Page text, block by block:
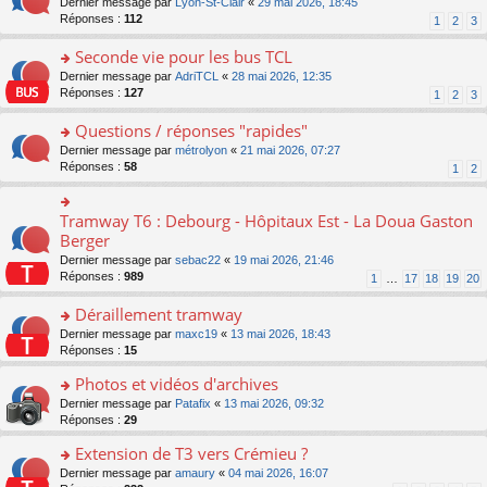
nt
s
ré
e
nt
lu
le
pl
u
s
ré
c
nt
e
n
lu
le
pl
u
s
ré
nt
le
m
e
s
s
a
g
n
o
n
lu
le
u
s
ré
nt
n
s
ult
er
le
m
e
s
s
a
g
e
n
o
n
lu
le
pl
u
s
ré
c
nt
Réponses : 112 1 2 3
o
n
s
ult
er
le
m
e
s
a
g
e
n
lu
le
pl
u
s
ré
c
e
nt
Seconde vie pour les bus TCL
Dernier message par AdriTCL « 28 mai 2026, 12:35
Réponses : 127 1 2 3
o
n
s
ult
er
le
m
e
s
s
a
g
e
n
o
n
lu
le
u
s
Questions / réponses "rapides"
Dernier message par métrolyon « 21 mai 2026, 07:27
Réponses : 58 1 2
o
n
ult
er
le
m
e
s
s
a
g
e
n
o
n
lu
Tramway T6 : Debourg - Hôpitaux Est - La Doua Gaston
Berger
Dernier message par sebac22 « 19 mai 2026, 21:46
Réponses : 989 1 17 18 19 20
o
n
s
ult
er
le
m
e
s
s
Déraillement tramway
Dernier message par maxc19 « 13 mai 2026, 18:43
Réponses : 15
o
n
s
ult
er
Photos et vidéos d'archives
Dernier message par Patafix « 13 mai 2026, 09:32
Réponses : 29
o
Extension de T3 vers Crémieu ?
Dernier message par amaury « 04 mai 2026, 16:07